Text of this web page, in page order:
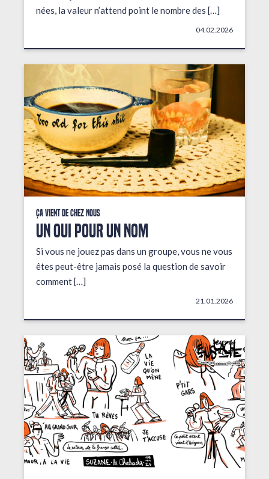
nées, la valeur n’attend point le nombre des […]
04.02.2026
Ça vient de chez nous
UN OUI POUR UN NOM
Si vous ne jouez pas dans un groupe, vous ne vous
êtes peut-être jamais posé la question de savoir
comment […]
21.01.2026